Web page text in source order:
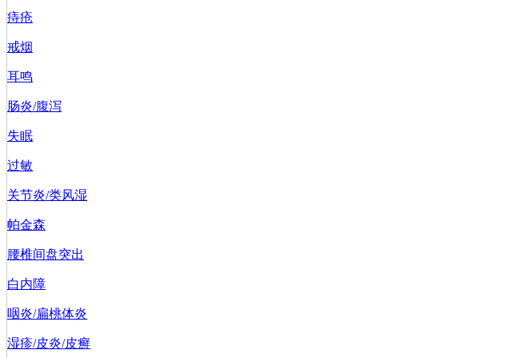
痔疮
戒烟
耳鸣
肠炎/腹泻
失眠
过敏
关节炎/类风湿
帕金森
腰椎间盘突出
白内障
咽炎/扁桃体炎
湿疹/皮炎/皮癣